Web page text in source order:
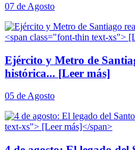
07 de Agosto
Ejército y Metro de
histórica... [Leer más]
05 de Agosto